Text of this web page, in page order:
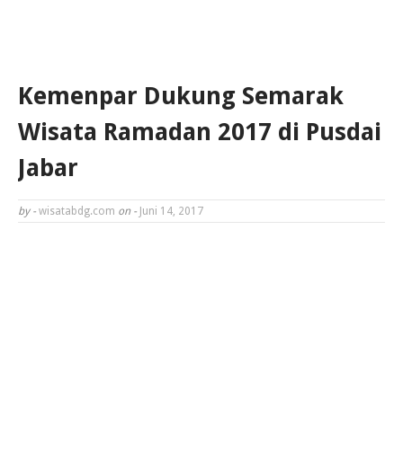
Kemenpar Dukung Semarak
Wisata Ramadan 2017 di Pusdai
Jabar
by - wisatabdg.com on - Juni 14, 2017